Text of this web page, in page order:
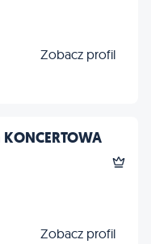
Zobacz profil
Zobacz profil